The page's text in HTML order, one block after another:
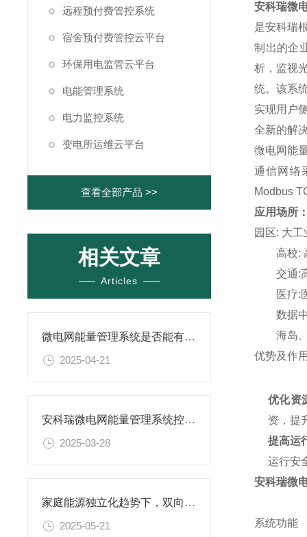
远程预付费管控系统
宿舍预付费管控云平台
环保用电监管云平台
电能管理系统
电力监控系统
变电所运维云平台
查看全部产品 >>
相关文章
Articles
微电网能量管理系统是否能有效降低能耗？
2025-04-21
安科瑞微电网能量管理系统控制箱，开启能源优化新 “视” 界
2025-03-28
家庭能源独立化趋势下，双向计量电能表如何赋能阳台储能系统？
2025-05-21
安科瑞微
是安科瑞
制出的企
析，监视
统。该系
实现用户
全新的解
微电网能
通信网络
Modbus
应用场所
园区: 大
高校: 高
交通:高
医疗:医
数据中
海岛、
优势及作
优化资
资，提
提高运
运行安
安科瑞微
系统功能